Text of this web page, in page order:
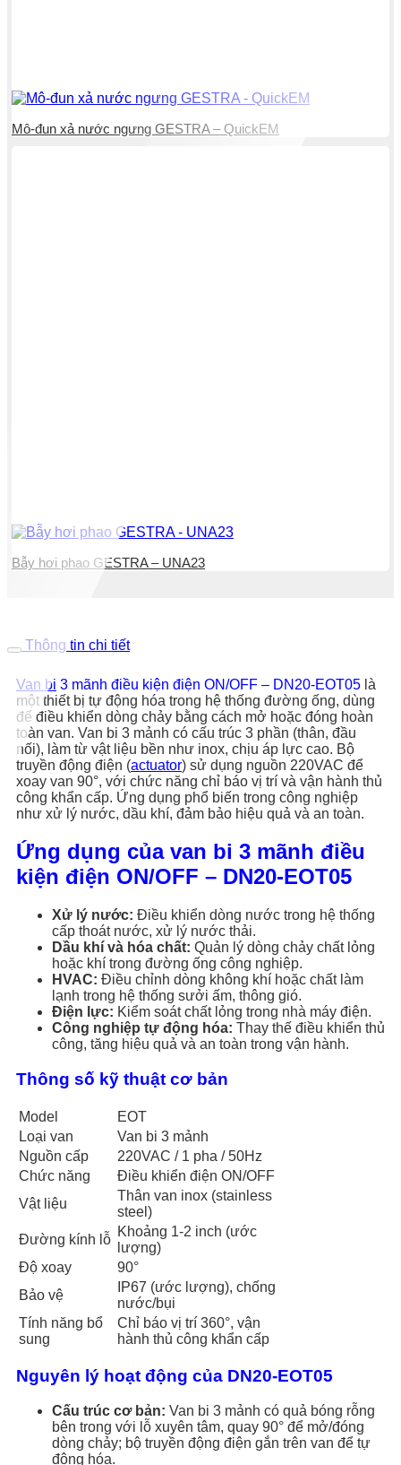
Mô-đun xả nước ngưng GESTRA – QuickEM
Bẫy hơi phao GESTRA – UNA23
Thông tin chi tiết
Van bi 3 mãnh điều kiện điện ON/OFF – DN20-EOT05 là
một thiết bị tự động hóa trong hệ thống đường ống, dùng
để điều khiển dòng chảy bằng cách mở hoặc đóng hoàn
toàn van. Van bi 3 mảnh có cấu trúc 3 phần (thân, đầu
nối), làm từ vật liệu bền như inox, chịu áp lực cao. Bộ
truyền động điện (actuator) sử dụng nguồn 220VAC để
xoay van 90°, với chức năng chỉ báo vị trí và vận hành thủ
công khẩn cấp. Ứng dụng phổ biến trong công nghiệp
như xử lý nước, dầu khí, đảm bảo hiệu quả và an toàn.
Ứng dụng của van bi 3 mãnh điều
kiện điện ON/OFF – DN20-EOT05
Xử lý nước: Điều khiển dòng nước trong hệ thống
cấp thoát nước, xử lý nước thải.
Dầu khí và hóa chất: Quản lý dòng chảy chất lỏng
hoặc khí trong đường ống công nghiệp.
HVAC: Điều chỉnh dòng không khí hoặc chất làm
lạnh trong hệ thống sưởi ấm, thông gió.
Điện lực: Kiểm soát chất lỏng trong nhà máy điện.
Công nghiệp tự động hóa: Thay thế điều khiển thủ
công, tăng hiệu quả và an toàn trong vận hành.
Thông số kỹ thuật cơ bản
Model
EOT
Loại van
Van bi 3 mảnh
Nguồn cấp
220VAC / 1 pha / 50Hz
Chức năng
Điều khiển điện ON/OFF
Vật liệu
Thân van inox (stainless
steel)
Đường kính lỗ
Khoảng 1-2 inch (ước
lượng)
Độ xoay
90°
Bảo vệ
IP67 (ước lượng), chống
nước/bụi
Tính năng bổ
sung
Chỉ báo vị trí 360°, vận
hành thủ công khẩn cấp
Nguyên lý hoạt động của DN20-EOT05
Cấu trúc cơ bản: Van bi 3 mảnh có quả bóng rỗng
bên trong với lỗ xuyên tâm, quay 90° để mở/đóng
dòng chảy; bộ truyền động điện gắn trên van để tự
động hóa.